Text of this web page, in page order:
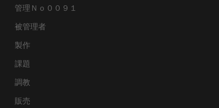
管理Ｎｏ００９１
被管理者
製作
課題
調教
販売